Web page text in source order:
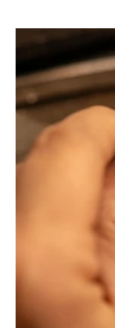
Créateurs
joaillerie
couleurs
Maison
d'élévation en
La Maison